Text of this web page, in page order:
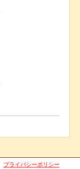
プライバシーポリシー